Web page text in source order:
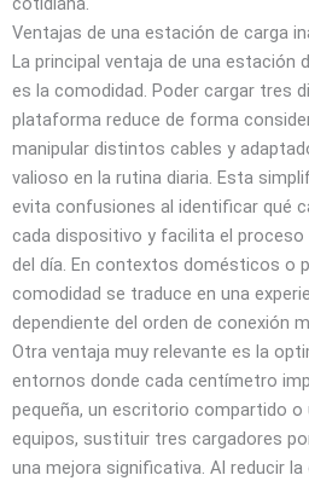
Ventajas de una estación de carga
La principal ventaja de una estación
es la comodidad. Poder cargar tres
plataforma reduce de forma
manipular distintos cables y
valioso en la rutina diaria. Esta
evita confusiones al identificar qué
cada dispositivo y facilita el
del día. En contextos domésticos o
comodidad se traduce en una
dependiente del orden de conexión
Otra ventaja muy relevante es la
entornos donde cada centímetro
pequeña, un escritorio compartido
equipos, sustituir tres cargadores
una mejora significativa. Al reducir